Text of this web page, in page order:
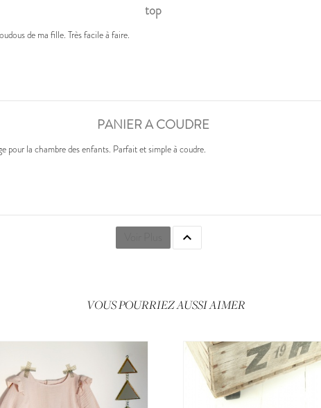
top
de ma fille. Très facile à faire.
PANIER A COUDRE
pour la chambre des enfants. Parfait et simple à coudre.

VOUS POURRIEZ AUSSI AIMER